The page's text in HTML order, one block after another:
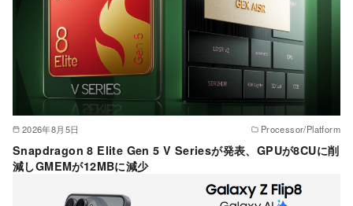
2026年8月5日 Processor/Platform
Snapdragon 8 Elite Gen 5 V Seriesが発表、GPUが8CUに削
減しGMEMが12MBに減少